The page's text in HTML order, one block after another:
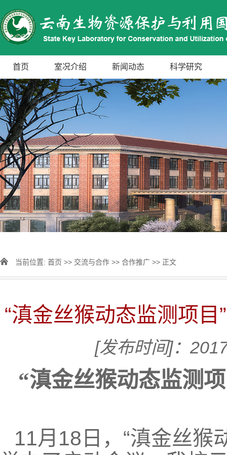
首页 室况介绍 新闻动态 科学研究
当前位置: 首页 >> 交流与合作 >> 合作推广 >> 正文
“滇金丝猴动态监测项
[发布时间]：
“滇金丝猴动态监测
11月18日，“滇金丝猴